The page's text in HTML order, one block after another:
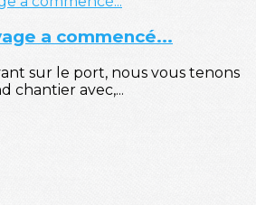
a commencé...
sur le port, nous vous tenons
chantier avec,...